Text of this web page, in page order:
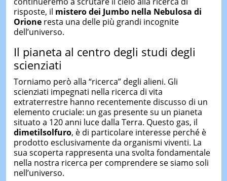
risposte, il mistero dei Jumbo nella Nebulosa di
Orioneresta una delle più grandi incognite
dell’universo.
Il pianeta al centro degli studi degli
scienziati
Torniamo però alla “ricerca” degli alieni. Gli
scienziati impegnati nella ricerca di vita
extraterrestre hanno recentemente discusso di un
elemento cruciale: un gas presente su un pianeta
situato a 120 anni luce dalla Terra. Questo gas, il
dimetilsolfuro, è di particolare interesse perché è
prodotto esclusivamente da organismi viventi. La
sua scoperta rappresenta una svolta fondamentale
nella nostra ricerca per comprendere se siamo soli
nell’universo.